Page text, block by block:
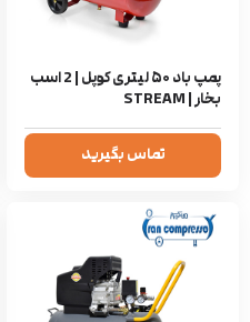
پمپ باد ۵۰ لیتری کوپل | 2 اسب
بخار | STREAM
تماس بگیرید